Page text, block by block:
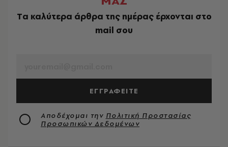
Tα καλύτερα άρθρα της ημέρας έρχονται στο
mail σου
ΕΓΓΡΑΦΕΙΤΕ
Αποδέχομαι την Πολιτική Προστασίας
Προσωπικών Δεδομένων